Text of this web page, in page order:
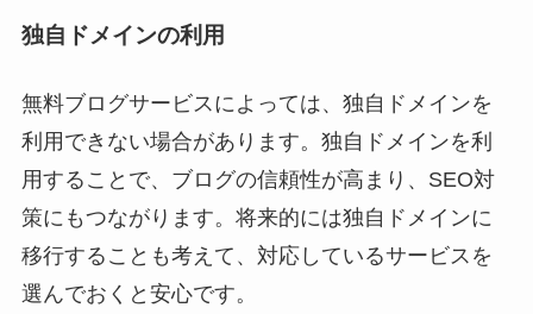
独自ドメインの利用
無料ブログサービスによっては、独自ドメインを
利用できない場合があります。独自ドメインを利
用することで、ブログの信頼性が高まり、SEO対
策にもつながります。将来的には独自ドメインに
移行することも考えて、対応しているサービスを
選んでおくと安心です。